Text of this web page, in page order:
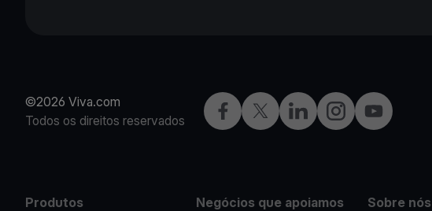
©2026 Viva.com
Todos os direitos reservados
FacebookTwitterLinkedInInstagramYouTube
Produtos
Negócios que apoiamos
Sobre nós